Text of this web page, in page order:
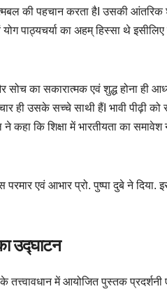
की पहचान करता हैI उसकी आंतरिक
पाठ्यचर्या का अहम् हिस्सा थे इसीलिए
सोच का सकारात्मक एवं शुद्ध होना ही
ही उसके सच्चे साथी हैंI भावी पीढ़ी को
कि शिक्षा में भारतीयता का समावेश
एवं आभार प्रो. पुष्पा दुबे ने दिया.
उद्घाटन
तत्त्वावधान में आयोजित पुस्तक